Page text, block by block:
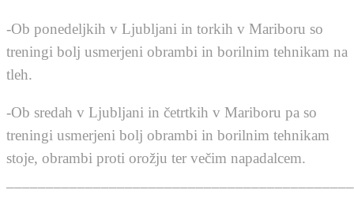
-Ob ponedeljkih v Ljubljani in torkih v Mariboru so
treningi bolj usmerjeni obrambi in borilnim tehnikam na
tleh.
-Ob sredah v Ljubljani in četrtkih v Mariboru pa so
treningi usmerjeni bolj obrambi in borilnim tehnikam
stoje, obrambi proti orožju ter večim napadalcem.